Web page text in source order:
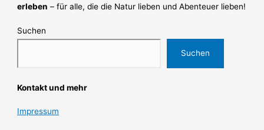
erleben – für alle, die die Natur lieben und Abenteuer lieben!
Suchen
Suchen
Kontakt und mehr
Impressum